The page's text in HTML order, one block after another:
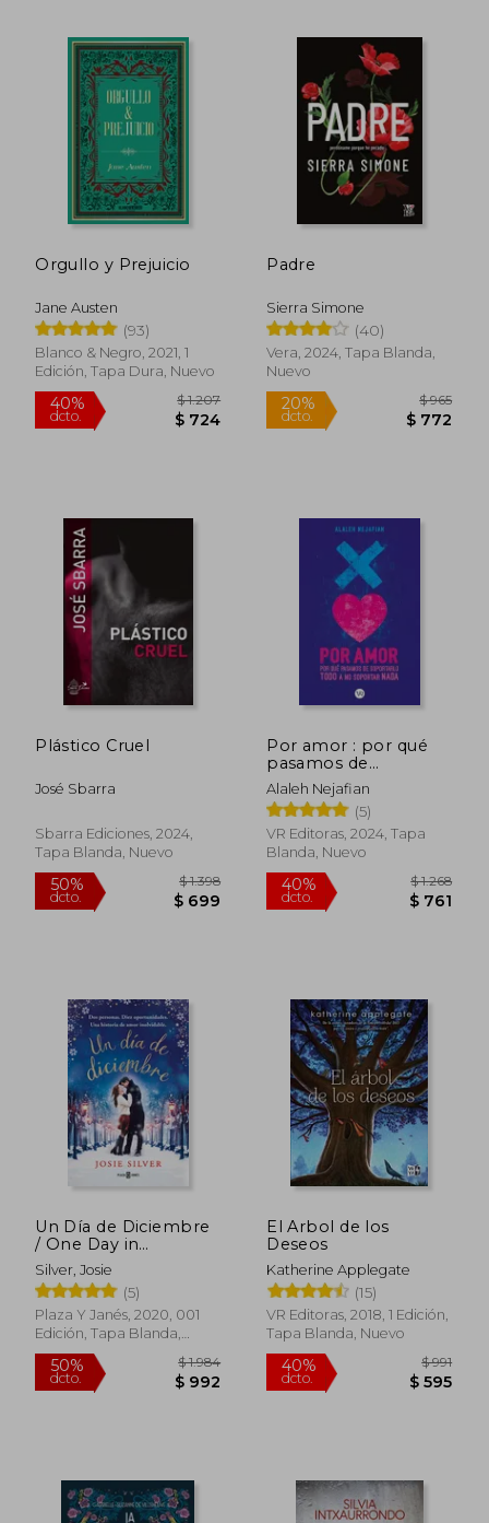
50%
dcto. dcto.
Orgullo y Prejuicio
Jane Austen
(93)
Blanco & Negro, 2021, 1
Edición, Tapa Dura, Nuevo
40%
dcto.
$ 1.207
$ 724
Padre
Sierra Simone
(40)
Vera, 2024, Tapa Blanda,
Nuevo
20%
dcto.
Plástico Cruel
José Sbarra
Sbarra Ediciones, 2024,
Tapa Blanda, Nuevo
Por amor : por qué
pasamos de
soportarlo todo a no
soportar nada
Alaleh Nejafian
(5)
VR Editoras, 2024, Tapa
Blanda, Nuevo
Un Día de Diciembre
/ One Day in
December
Silver, Josie
(5)
Plaza Y Janés, 2020, 001
Edición, Tapa Blanda,
Nuevo
El Arbol de los
Deseos
Katherine Applegate
(15)
VR Editoras, 2018, 1 Edición,
Tapa Blanda, Nuevo